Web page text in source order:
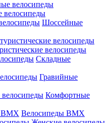
велосипеды
Шоссейные
велосипеды
Складные
Гравийные
Комфортные
Велосипеды BMX